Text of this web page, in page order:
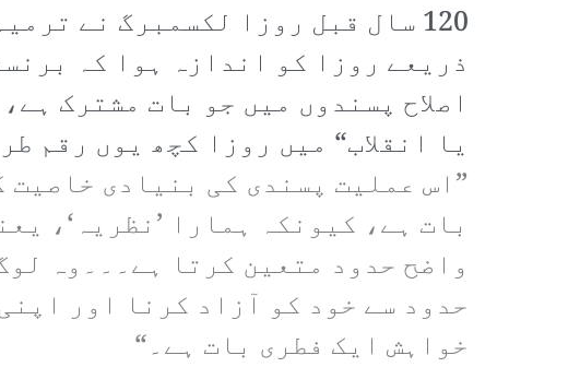
120 سال قبل روزا لکسمبرگ نے
ذریعے روزا کو اندازہ ہوا کہ
اصلاح پسندوں میں جو بات مشترک
یا انقلاب“ میں روزا کچھ یوں رقم
”اس عملیت پسندی کی بنیادی
بات ہے، کیونکہ ہمارا ’نظریہ‘،
واضح حدود متعین کرتا ہے۔۔۔وہ
حدود سے خود کو آزاد کرنا اور
خواہش ایک فطری بات ہے۔“